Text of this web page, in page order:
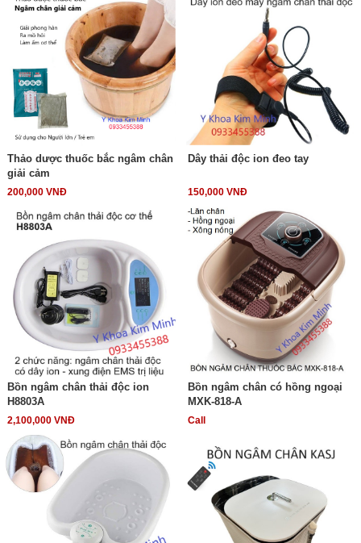
Thảo dược thuốc bắc ngâm chân
giải cảm
200,000 VNĐ
Dây thải độc ion đeo tay
150,000 VNĐ
Bồn ngâm chân thải độc ion
H8803A
2,100,000 VNĐ
Bồn ngâm chân có hồng ngoại
MXK-818-A
Call